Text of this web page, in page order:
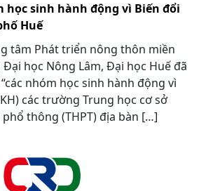
học sinh hành động vì Biến đổi
Huế
tâm Phát triển nông thôn miền
học Nông Lâm, Đại học Huế đã
nhóm học sinh hành động vì
các trường Trung học cơ sở
phổ thông (THPT) địa bàn […]